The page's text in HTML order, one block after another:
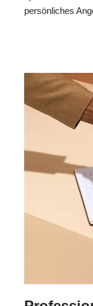
persönliches